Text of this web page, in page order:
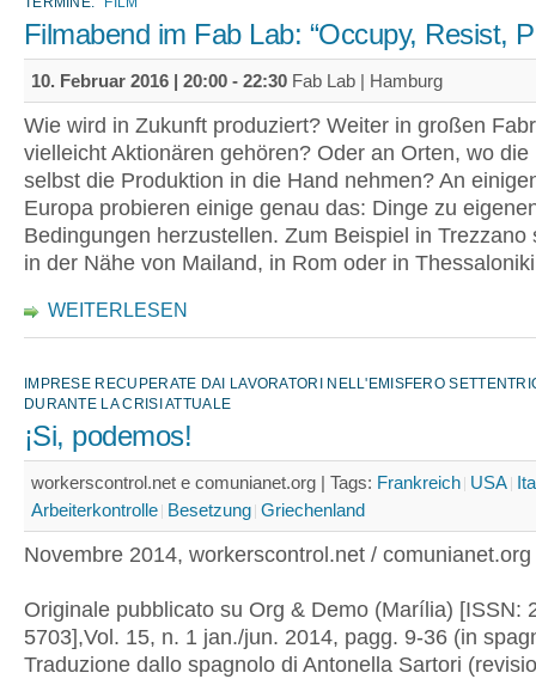
Filmabend im Fab Lab: “Occupy, Resist,
10. Februar 2016 | 20:00 - 22:30 Fab Lab | Hamburg
Wie wird in Zukunft produziert? Weiter in großen
vielleicht Aktionären gehören? Oder an Orten, wo die
selbst die Produktion in die Hand nehmen? An
Europa probieren einige genau das: Dinge zu
Bedingungen herzustellen. Zum Beispiel in Trezzano
in der Nähe von Mailand, in Rom oder in
WEITERLESEN
IMPRESE RECUPERATE DAI LAVORATORI NELL'EMISFERO
DURANTE LA CRISI ATTUALE
¡Si, podemos!
workerscontrol.net e comunianet.org | Tags: Frankreich USA
Arbeiterkontrolle Besetzung Griechenland
Novembre 2014, workerscontrol.net / comunianet.org
Originale pubblicato su Org & Demo (Marília) [ISSN:
5703],Vol. 15, n. 1 jan./jun. 2014, pagg. 9-36 (in
Traduzione dallo spagnolo di Antonella Sartori